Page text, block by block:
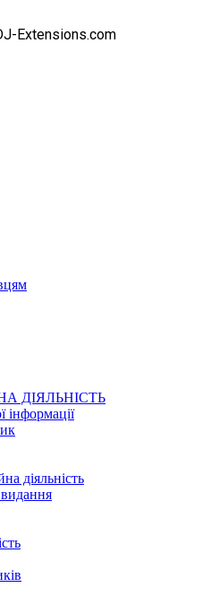
Extensions.com
ДІЯЛЬНІСТЬ
інформації
діяльність
видання